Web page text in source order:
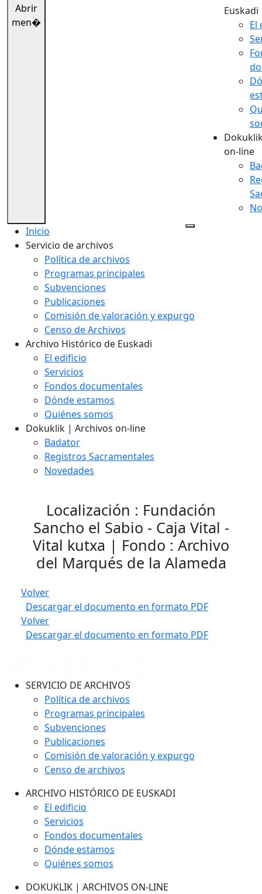
Abrir
men�
Euskadi
El
on-line
Inicio
Servicio de archivos
Política de archivos
Programas principales
Subvenciones
Publicaciones
Comisión de valoración y expurgo
Censo de Archivos
Archivo Histórico de Euskadi
El edificio
Servicios
Fondos documentales
Dónde estamos
Quiénes somos
Dokuklik | Archivos on-line
Badator
Registros Sacramentales
Novedades
Localización : Fundación
Sancho el Sabio - Caja Vital -
Vital kutxa | Fondo : Archivo
del Marqués de la Alameda
Volver
Descargar el documento en formato PDF
Volver
Descargar el documento en formato PDF
SERVICIO DE ARCHIVOS
Política de archivos
Programas principales
Subvenciones
Publicaciones
Comisión de valoración y expurgo
Censo de archivos
ARCHIVO HISTÓRICO DE EUSKADI
El edificio
Servicios
Fondos documentales
Dónde estamos
Quiénes somos
DOKUKLIK | ARCHIVOS ON-LINE